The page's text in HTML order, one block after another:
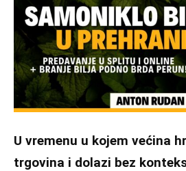
U vremenu u kojem većina
trgovina i dolazi bez